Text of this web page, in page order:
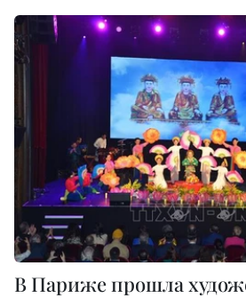
В Париже прошла